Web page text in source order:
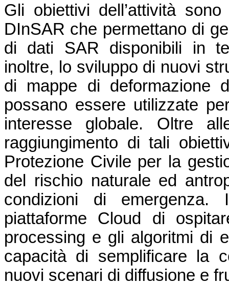
Gli obiettivi dell’attività
DInSAR che permettano di
di dati SAR disponibili in
inoltre, lo sviluppo di nuovi
di mappe di deformazione
possano essere utilizzate
interesse globale. Oltre
raggiungimento di tali
Protezione Civile per la
del rischio naturale ed
condizioni di emergenza.
piattaforme Cloud di
processing e gli algoritmi di
capacità di semplificare la
nuovi scenari di diffusione e